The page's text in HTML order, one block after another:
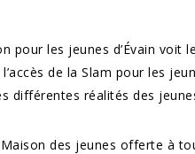
pour les jeunes d’Évain voit
de la Slam pour les
différentes réalités des
des jeunes offerte à